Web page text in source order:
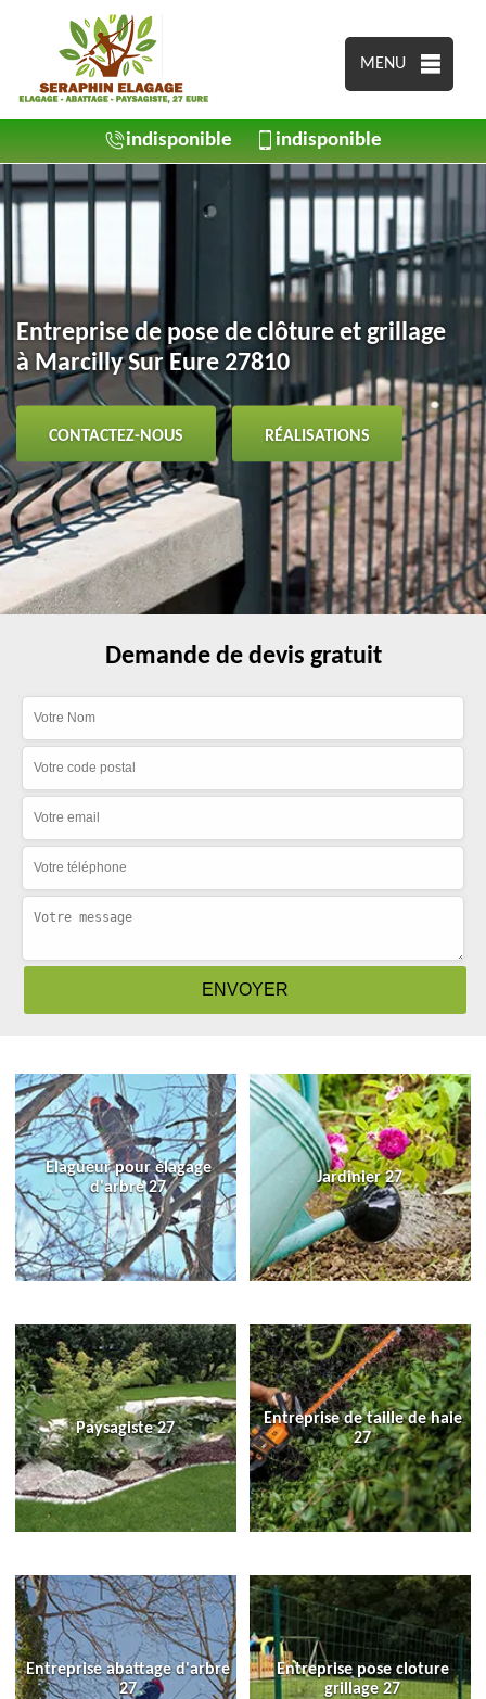
MENU
indisponible indisponible
Entreprise de pose de clôture et grillage
à Marcilly Sur Eure 27810
CONTACTEZ-NOUS RÉALISATIONS
Demande de devis gratuit
Elagueur pour élagage
d'arbre 27
Jardinier 27
Paysagiste 27
Entreprise de taille de haie
27
Entreprise abattage d'arbre
27
Entreprise pose cloture
grillage 27